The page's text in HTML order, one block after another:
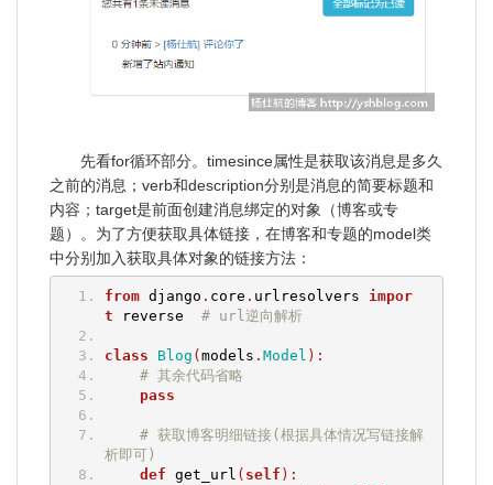
先看for循环部分。timesince属性是获取该消息是多久
之前的消息；verb和description分别是消息的简要标题和
内容；target是前面创建消息绑定的对象（博客或专
题）。为了方便获取具体链接，在博客和专题的model类
中分别加入获取具体对象的链接方法：
from django . core . urlresolvers impor
t reverse # url逆向解析
class Blog ( models . Model ):
# 其余代码省略
pass
# 获取博客明细链接(根据具体情况写链接解
析即可)
def get_url ( self ):